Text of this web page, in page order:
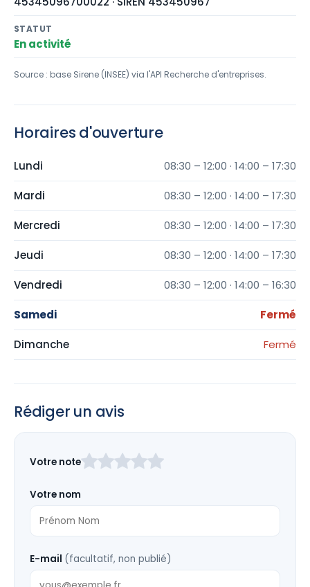
STATUT
En activité
Source : base Sirene (INSEE) via l'API Recherche d'entreprises.
Horaires d'ouverture
Lundi 08:30 – 12:00 · 14:00 – 17:30
Mardi 08:30 – 12:00 · 14:00 – 17:30
Mercredi 08:30 – 12:00 · 14:00 – 17:30
Jeudi 08:30 – 12:00 · 14:00 – 17:30
Vendredi 08:30 – 12:00 · 14:00 – 16:30
Samedi Fermé
Dimanche Fermé
Rédiger un avis
ce
vide
Votre note
Votre nom
E-mail (facultatif, non publié)